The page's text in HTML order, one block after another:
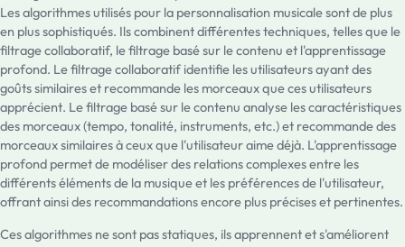
Les algorithmes utilisés pour la personnalisation musicale sont de plus
en plus sophistiqués. Ils combinent différentes techniques, telles que le
filtrage collaboratif, le filtrage basé sur le contenu et l'apprentissage
profond. Le filtrage collaboratif identifie les utilisateurs ayant des
goûts similaires et recommande les morceaux que ces utilisateurs
apprécient. Le filtrage basé sur le contenu analyse les caractéristiques
des morceaux (tempo, tonalité, instruments, etc.) et recommande des
morceaux similaires à ceux que l'utilisateur aime déjà. L'apprentissage
profond permet de modéliser des relations complexes entre les
différents éléments de la musique et les préférences de l'utilisateur,
offrant ainsi des recommandations encore plus précises et pertinentes.
Ces algorithmes ne sont pas statiques, ils apprennent et s'améliorent